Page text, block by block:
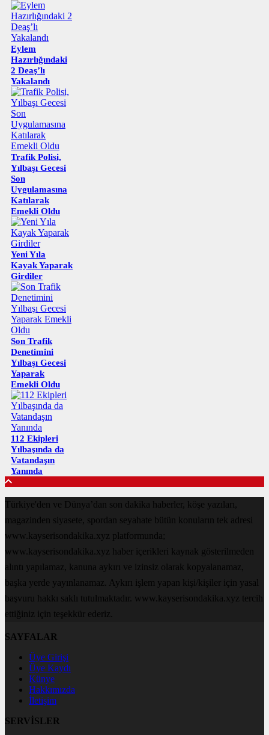
Eylem
Hazırlığındaki
2 Deaş’lı
Yakalandı
Trafik Polisi,
Yılbaşı Gecesi
Son
Uygulamasına
Katılarak
Emekli Oldu
Yeni Yıla
Kayak Yaparak
Girdiler
Son Trafik
Denetimini
Yılbaşı Gecesi
Yaparak
Emekli Oldu
112 Ekipleri
Yılbaşında da
Vatandaşın
Yanında
Türkiye'den ve Dünya’dan son dakika haberler, köşe yazıları,
magazinden siyasete, spordan seyahate bütün konuların tek adresi
www.kayserisondakika.xyz platformunda;
www.kayserisondakika.xyz haber içerikleri kaynak gösterilmeden
alıntı yapılamaz, kanuna aykırı ve izinsiz olarak kopyalanamaz,
başka yerde yayınlanamaz. Aykırı işlem yapan kişi/kişiler için yasal
başvuru hakkı saklı tutulmaktadır. www.kayserisondakika.xyz tercih
ettiğiniz için teşekkür ederiz.
SAYFALAR
Üye Girişi
Üye Kaydı
Künye
Hakkımızda
İletişim
SERVİSLER